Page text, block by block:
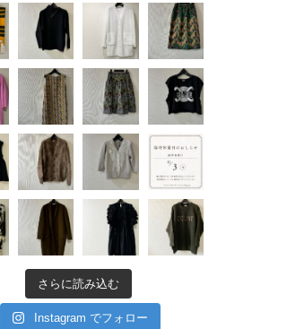
さらに読み込む
Instagram でフォロー